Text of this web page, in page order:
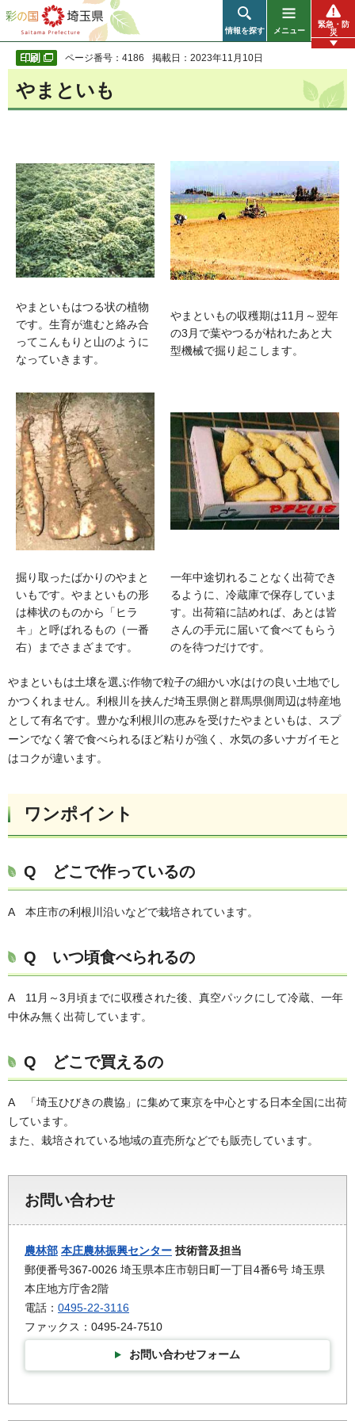
彩の国 埼玉県
情報を探す メニュー
緊急・防
災
ページ番号：4186 掲載日：2023年11月10日
やまといも
やまといもはつる状の植物
です。生育が進むと絡み合
ってこんもりと山のように
なっていきます。
やまといもの収穫期は11月～翌年
の3月で葉やつるが枯れたあと大
型機械で掘り起こします。
掘り取ったばかりのやまと
いもです。やまといもの形
は棒状のものから「ヒラ
キ」と呼ばれるもの（一番
右）までさまざまです。
一年中途切れることなく出荷でき
るように、冷蔵庫で保存していま
す。出荷箱に詰めれば、あとは皆
さんの手元に届いて食べてもらう
のを待つだけです。
やまといもは土壌を選ぶ作物で粒子の細かい水はけの良い土地でし
かつくれません。利根川を挟んだ埼玉県側と群馬県側周辺は特産地
として有名です。豊かな利根川の恵みを受けたやまといもは、スプ
ーンでなく箸で食べられるほど粘りが強く、水気の多いナガイモと
はコクが違います。
ワンポイント
Q どこで作っているの
A 本庄市の利根川沿いなどで栽培されています。
Q いつ頃食べられるの
A 11月～3月頃までに収穫された後、真空パックにして冷蔵、一年
中休み無く出荷しています。
Q どこで買えるの
A 「埼玉ひびきの農協」に集めて東京を中心とする日本全国に出荷
しています。
また、栽培されている地域の直売所などでも販売しています。
お問い合わせ
農林部 本庄農林振興センター 技術普及担当
郵便番号367-0026 埼玉県本庄市朝日町一丁目4番6号 埼玉県
本庄地方庁舎2階
電話： 0495-22-3116
ファックス：0495-24-7510
お問い合わせフォーム